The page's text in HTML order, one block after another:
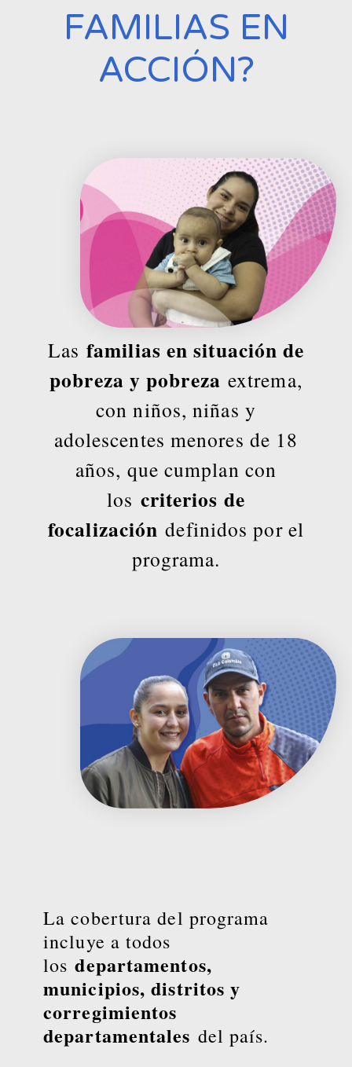
FAMILIAS EN
ACCIÓN?
Las familias en situación de
pobreza y pobreza extrema,
con niños, niñas y
adolescentes menores de 18
años, que cumplan con
los criterios de
focalización definidos por el
programa.
La cobertura del programa
incluye a todos
losdepartamentos,
municipios, distritos y
corregimientos
departamentales del país.